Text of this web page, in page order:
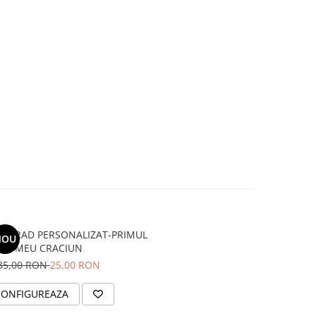
BRAD PERSONALIZAT-PRIMUL
MEU CRACIUN
RON25,00 RON